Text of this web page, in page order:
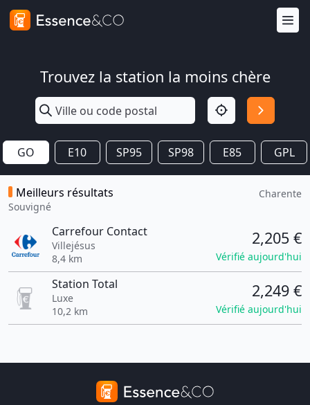
Trouvez la station la moins chère
GO E10 SP95 SP98 E85 GPL
Meilleurs résultats
Souvigné
Charente
Carrefour Contact
Villejésus
8,4 km
2,205 €
Vérifié aujourd'hui
Station Total
Luxe
10,2 km
2,249 €
Vérifié aujourd'hui